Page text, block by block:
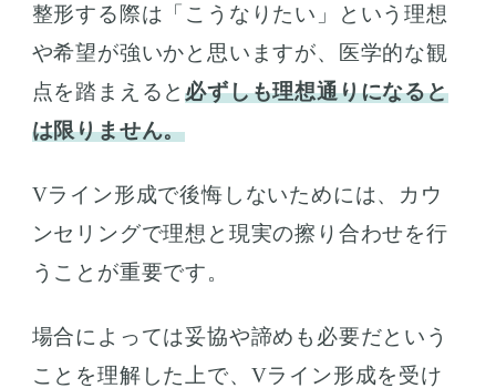
整形する際は「こうなりたい」という理想
や希望が強いかと思いますが、医学的な観
点を踏まえると必ずしも理想通りになると
は限りません。
Vライン形成で後悔しないためには、カウ
ンセリングで理想と現実の擦り合わせを行
うことが重要です。
場合によっては妥協や諦めも必要だという
ことを理解した上で、Vライン形成を受け